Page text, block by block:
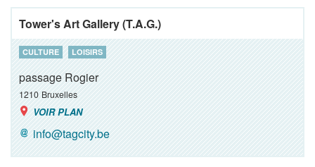
Tower's Art Gallery (T.A.G.)
CULTURE LOISIRS
passage Rogier
1210 Bruxelles
VOIR PLAN
info@tagcity.be